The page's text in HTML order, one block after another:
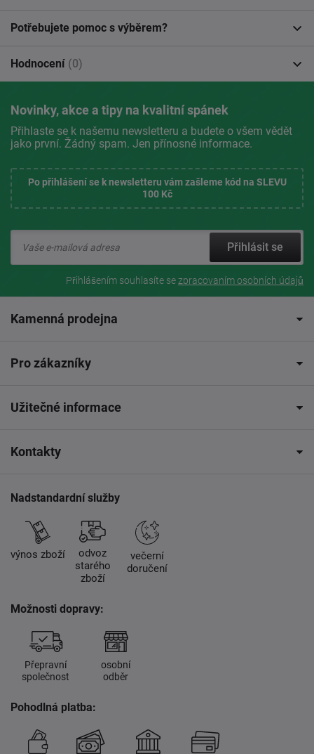
Potřebujete pomoc s výběrem?
Hodnocení (0)
Novinky, akce a tipy na kvalitní spánek
Přihlaste se k našemu newsletteru a budete o všem vědět
jako první. Žádný spam. Jen přínosné informace.
Po přihlášení se k newsletteru vám zašleme kód na SLEVU
100 Kč
Přihlásit se
Přihlášením souhlasíte sezpracovaním osobních údajů
Kamenná prodejna
Pro zákazníky
Užitečné informace
Kontakty
Nadstandardní služby
výnos zboží
odvoz
starého
zboží
večerní
doručení
Možnosti dopravy:
Přepravní
společnost
osobní
odběr
Pohodlná platba: